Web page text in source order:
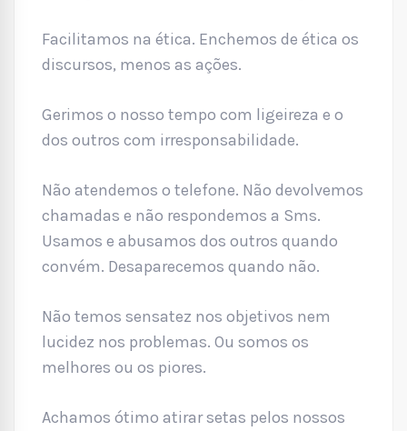
Facilitamos na ética. Enchemos de ética os
discursos, menos as ações.
Gerimos o nosso tempo com ligeireza e o
dos outros com irresponsabilidade.
Não atendemos o telefone. Não devolvemos
chamadas e não respondemos a Sms.
Usamos e abusamos dos outros quando
convém. Desaparecemos quando não.
Não temos sensatez nos objetivos nem
lucidez nos problemas. Ou somos os
melhores ou os piores.
Achamos ótimo atirar setas pelos nossos